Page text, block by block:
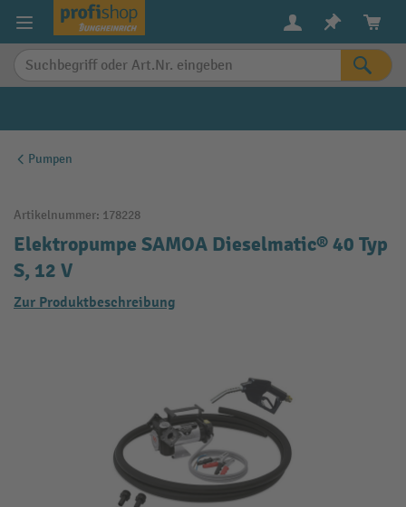
springen
Pumpen
Artikelnummer: 178228
Elektropumpe SAMOA Dieselmatic® 40 Typ
S, 12 V
Zur Produktbeschreibung